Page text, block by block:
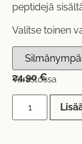
peptidejä
Valitse toinen
24,90€
Varastossa